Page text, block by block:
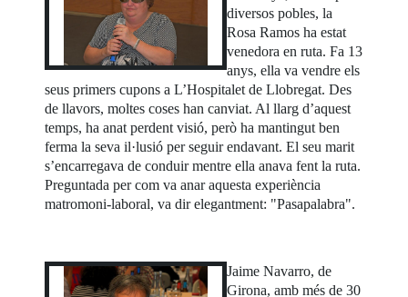
diversos pobles, la
Rosa Ramos ha estat
venedora en ruta. Fa 13
anys, ella va vendre els
seus primers cupons a L’Hospitalet de Llobregat. Des
de llavors, moltes coses han canviat. Al llarg d’aquest
temps, ha anat perdent visió, però ha mantingut ben
ferma la seva il·lusió per seguir endavant. El seu marit
s’encarregava de conduir mentre ella anava fent la ruta.
Preguntada per com va anar aquesta experiència
matromoni-laboral, va dir elegantment: "Pasapalabra".
Jaime Navarro, de
Girona, amb més de 30